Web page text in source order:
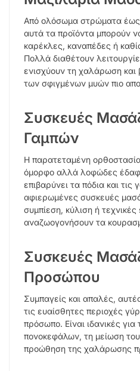
Από ολόσωμα στρώματα έως
αυτά τα προϊόντα μπορούν
καρέκλες, καναπέδες ή
Πολλά διαθέτουν
ενισχύουν τη χαλάρωση
των σφιγμένων μυών πιο
Συσκευές
Γαμπών
Η παρατεταμένη
όμορφο αλλά λοφώδες
επιβαρύνει τα πόδια και τις
αφιερωμένες συσκευές
συμπίεση, κύλιση ή
αναζωογονήσουν τα
Συσκευές
Προσώπου
Συμπαγείς και απαλές,
τις ευαίσθητες περιοχές
πρόσωπο. Είναι ιδανικές
πονοκεφάλων, τη μείωση του
προώθηση της χαλάρωσης